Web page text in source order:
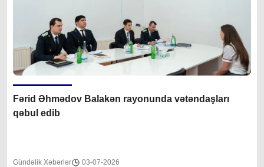
Fərid Əhmədov Balakən rayonunda vətəndaşları
qəbul edib
Gündəlik Xəbərlər 03-07-2026